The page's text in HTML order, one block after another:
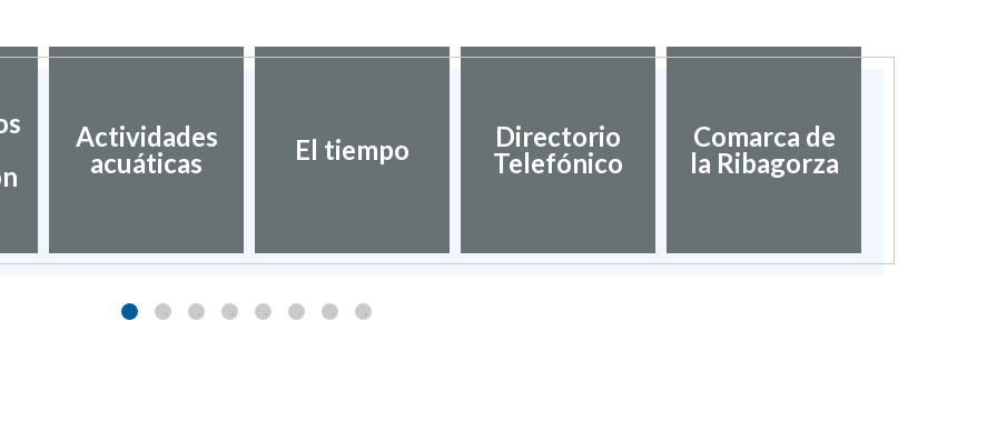
Actividades
acuáticas
El tiempo
Directorio
Telefónico
Comarca de
la Ribagorza